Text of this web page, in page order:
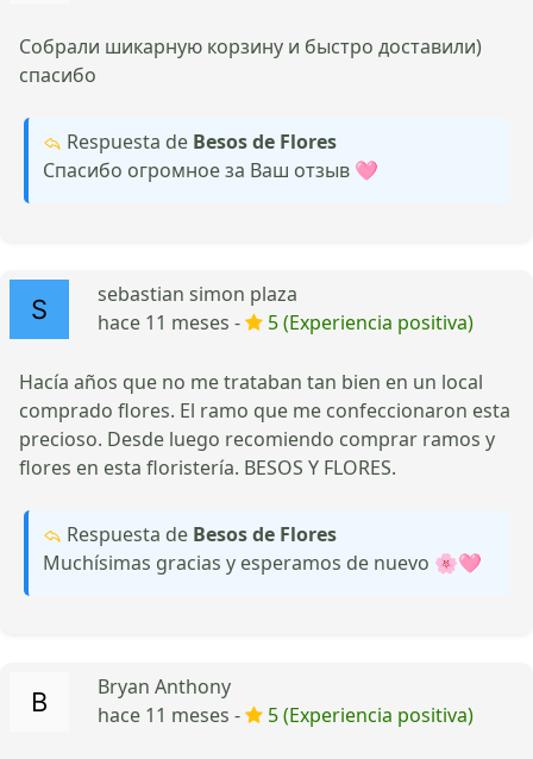
Собрали шикарную корзину и быстро доставили)
спасибо
Respuesta de Besos de Flores
Спасибо огромное за Ваш отзыв 🩷
sebastian simon plaza
hace 11 meses -
5 (Experiencia positiva)
Hacía años que no me trataban tan bien en un local
comprado flores. El ramo que me confeccionaron esta
precioso. Desde luego recomiendo comprar ramos y
flores en esta floristería. BESOS Y FLORES.
Respuesta de Besos de Flores
Muchísimas gracias y esperamos de nuevo 🌸🩷
Bryan Anthony
hace 11 meses -
5 (Experiencia positiva)